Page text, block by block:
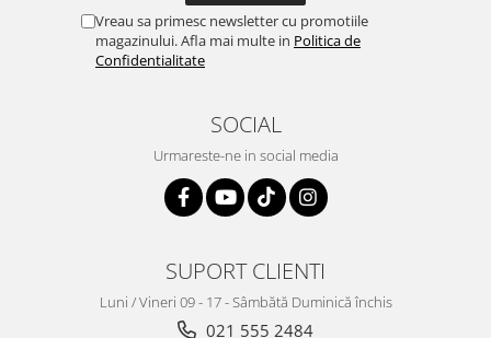
Vreau sa primesc newsletter cu promotiile
magazinului. Afla mai multe in Politica de
Confidentialitate
SOCIAL
Urmareste-ne in social media
SUPORT CLIENTI
Luni / Vineri 09 - 17 - Sâmbătă Duminică închis
021 555 2484